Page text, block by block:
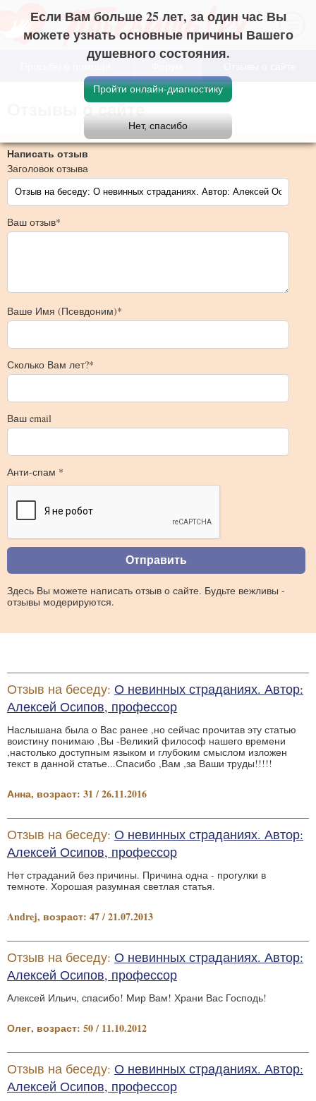
Если Вам больше 25 лет, за один час Вы
можете узнать основные причины Вашего
душевного состояния.
Отзывы о сайте
Написать отзыв
Заголовок отзыва
Ваш отзыв*
Ваше Имя (Псевдоним)*
Сколько Вам лет?*
Ваш email
Анти-спам *
Здесь Вы можете написать отзыв о сайте. Будьте вежливы -
отзывы модерируются.
Отзыв на беседу: О невинных страданиях. Автор:
Алексей Осипов, профессор
Наслышана была о Вас ранее ,но сейчас прочитав эту статью
воистину понимаю ,Вы -Великий философ нашего времени
,настолько доступным языком и глубоким смыслом изложен
текст в данной статье...Спасибо ,Вам ,за Ваши труды!!!!!
Анна, возраст: 31 / 26.11.2016
Отзыв на беседу: О невинных страданиях. Автор:
Алексей Осипов, профессор
Нет страданий без причины. Причина одна - прогулки в
темноте. Хорошая разумная светлая статья.
Andrej, возраст: 47 / 21.07.2013
Отзыв на беседу: О невинных страданиях. Автор:
Алексей Осипов, профессор
Алексей Ильич, спасибо! Мир Вам! Храни Вас Господь!
Олег, возраст: 50 / 11.10.2012
Отзыв на беседу: О невинных страданиях. Автор:
Алексей Осипов, профессор